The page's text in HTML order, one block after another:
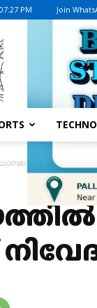
PM Join
നിവേദനം